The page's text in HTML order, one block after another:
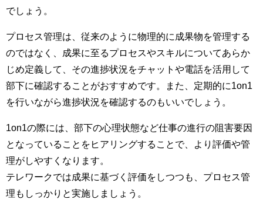
でしょう。
プロセス管理は、従来のように物理的に成果物を管理する
のではなく、成果に至るプロセスやスキルについてあらか
じめ定義して、その進捗状況をチャットや電話を活用して
部下に確認することがおすすめです。また、定期的に1on1
を行いながら進捗状況を確認するのもいいでしょう。
1on1の際には、部下の心理状態など仕事の進行の阻害要因
となっていることをヒアリングすることで、より評価や管
理がしやすくなります。
テレワークでは成果に基づく評価をしつつも、プロセス管
理もしっかりと実施しましょう。